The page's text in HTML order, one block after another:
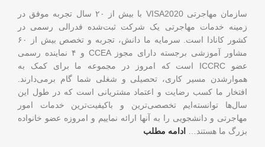
سازمان مهاجرتی VISA2020 با بیش از ۲۰ سال تجربه موفق در
زمینه خدمات مهاجرتی یک شرکت ثبت‌شده فدرالی رسمی در
کشور کانادا است. سرمایه ما دانش، تجربه و تخصص بیش از ۶۰
مشاور آموزشی برجسته دارای مجوز CCEA و ۴ نماینده رسمی
عضو ICCRC است که امروز در مجموعه ما برای کمک به
هموارشدن مسیر کاری، تحصیلی و شغلی شما گام برمی‌دارند.
افتخار ما کسب رضایت و اعتماد مشتریانی است که در طول این
سال‌ها توانسته‌ایم تخصصی‌ترین و باکیفیت‌ترین خدمات امور
مهاجرتی و دانشجویی را به آنها ارائه نماییم و امروزه عضو خانواده
بزرگ ما هستند… ادامه مطلب